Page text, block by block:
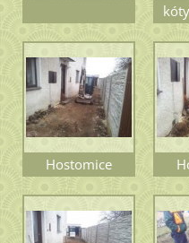
Hostomice
15.2.2015 před
výkopem